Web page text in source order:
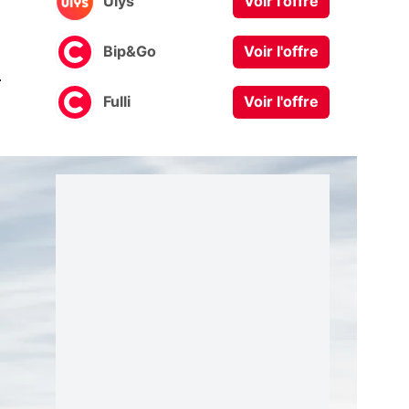
Bip&Go Voir l'offre
Fulli Voir l'offre